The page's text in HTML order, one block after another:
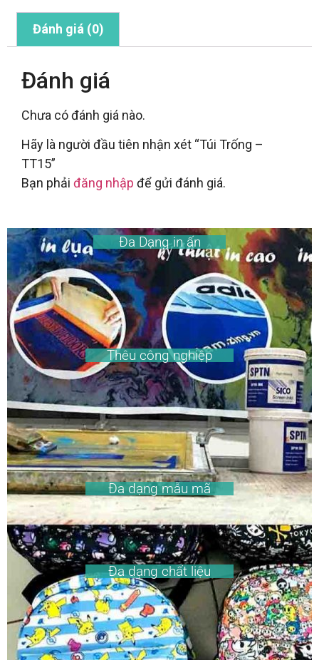
Đánh giá (0)
Đánh giá
Chưa có đánh giá nào.
Hãy là người đầu tiên nhận xét “Túi Trống –
TT15”
Bạn phải đăng nhập để gửi đánh giá.
Đa Dạng in ấn
Thêu công nghiệp
Đa dạng mẫu mã
Đa dạng chất liệu